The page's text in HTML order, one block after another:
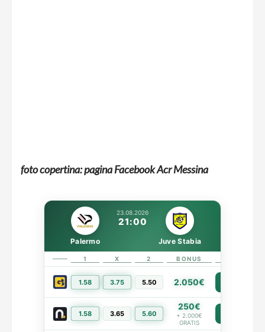
foto copertina: pagina Facebook Acr Messina
23.08.2026
21:00
Palermo Juve Stabia
1 X 2 BONUS
1.58 3.75 5.50 2.050€
1.58 3.65 5.60
250€
+ 2.000€
GRATIS